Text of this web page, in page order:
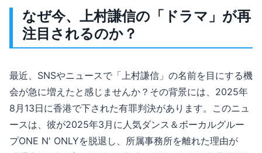
なぜ今、上村謙信の「ドラマ」が再
注目されるのか？
最近、SNSやニュースで「上村謙信」の名前を目にする機
会が急に増えたと感じませんか？その背景には、2025年
8月13日に香港で下された有罪判決があります。このニュ
ースは、彼が2025年3月に人気ダンス＆ボーカルグルー
プONE N' ONLYを脱退し、所属事務所を離れた理由が